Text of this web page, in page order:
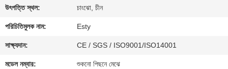
মান
নিয়ন্ত্রণ
উৎপত্তি স্থল: চাংঝো, চীন
পরিচিতিমুলক নাম: Esty
সাক্ষ্যদান: CE / SGS / ISO9001/ISO14001
মডেল নম্বার: শুকনো পিছনে মেঝে